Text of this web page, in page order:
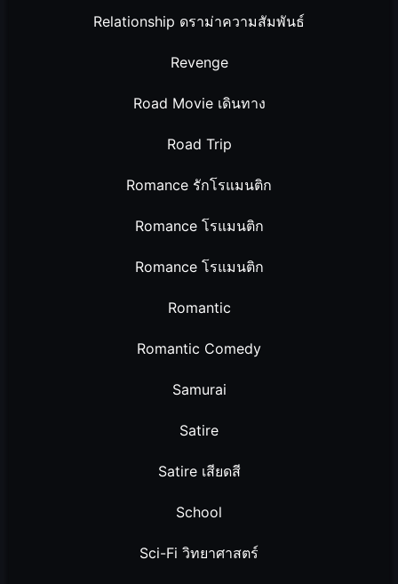
Relationship ดราม่าความสัมพันธ์
Revenge
Road Movie เดินทาง
Road Trip
Romance รักโรแมนติก
Romance โรแมนติก
Romance โรแมนติก
Romantic
Romantic Comedy
Samurai
Satire
Satire เสียดสี
School
Sci-Fi วิทยาศาสตร์